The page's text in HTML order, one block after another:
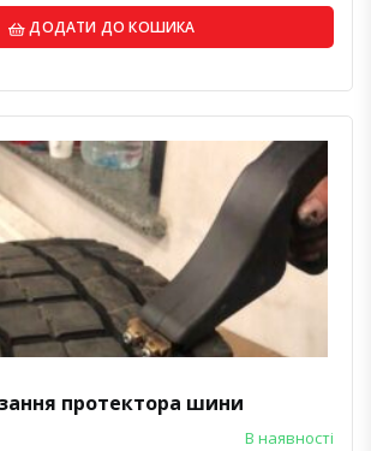
ДОДАТИ ДО КОШИКА
протектора шини
В наявності